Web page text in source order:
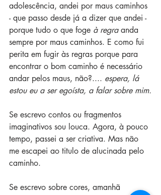
adolescência, andei por maus caminhos
- que passo desde já a dizer que andei -
porque tudo o que foge à regra anda
sempre por maus caminhos. E como fui
perita em fugir às regras porque para
encontrar o bom caminho é necessário
andar pelos maus, não?.... espera, lá
estou eu a ser egoísta, a falar sobre mim.
Se escrevo contos ou fragmentos
imaginativos sou louca. Agora, à pouco
tempo, passei a ser criativa. Mas não
me escapei ao titulo de alucinada pelo
caminho.
Se escrevo sobre cores, amanhã